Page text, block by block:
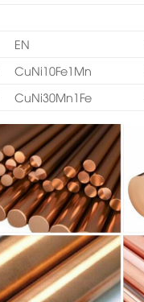
EN
CuNi10Fe1Mn
CuNi30Mn1Fe